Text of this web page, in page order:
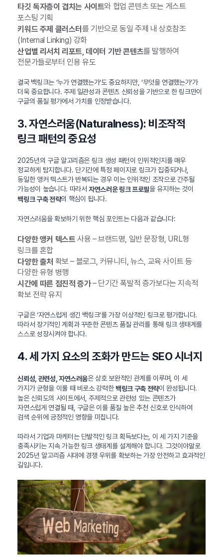
타깃 독자층이 겹치는 사이트와 협업 콘텐츠 또는 게스트
포스팅 기획
키워드 주제 클러스터 를 기반으로 동일 주제 내 상호참조
(Internal Linking) 강화
산업별 리서치 리포트, 데이터 기반 콘텐츠를 발행하여
전문가들로부터 인용 유도
결국 백링크는 ‘누가 연결했는가’도 중요하지만, ‘무엇을 연결했는가’가
더욱 중요합니다. 주제 일관성과 콘텐츠 신뢰성을 기반으로 한 링크만이
구글의 품질 평가에서 가치를 인정받습니다.
3. 자연스러움(Naturalness): 비조작적
링크 패턴의 중요성
2025년의 구글 알고리즘은 링크 생성 패턴이 인위적인지를 매우
정교하게 탐지합니다. 단기간에 특정 페이지로 링크가 집중되거나,
동일한 앵커 텍스트가 반복되는 경우 이는 인위적인 조작으로 간주될
가능성이 높습니다. 따라서자연스러운 링크 프로필을 유지하는 것이
백링크 구축 전략의 핵심이 됩니다.
자연스러움을 확보하기 위한 핵심 포인트는 다음과 같습니다:
다양한 앵커 텍스트 사용 – 브랜드명, 일반 문장형, URL형
링크를 혼합
다양한 출처 확보 – 블로그, 커뮤니티, 뉴스, 교육 사이트 등
다양한 유형 병행
시간에 따른 점진적 증가– 단기간 폭발적 증가보다는 지속적
확보 전략 유지
구글은 ‘자연스럽게 생긴 백링크’를 가장 이상적인 링크로 평가합니다.
따라서 장기적인 계획과 꾸준한 콘텐츠 품질 관리를 통해 링크 생태계를
스스로 성장시켜야 합니다.
4. 세 가지 요소의 조화가 만드는 SEO 시너지
신뢰성, 관련성, 자연스러움은 상호 보완적인 관계를 이루며, 이 세
가지가 균형을 이룰 때 비로소 강력한 백링크 구축 전략이 완성됩니다.
높은 신뢰도의 사이트에서, 주제적으로 관련성 있는 콘텐츠가
자연스럽게 연결될 때, 구글은 이를 품질 높은 추천 신호로 인식하여
검색 순위에 긍정적인 영향을 미칩니다.
따라서 기업과 마케터는 단발적인 링크 획득보다는, 이 세 가지 기준을
충족시키는 지속 가능한 링크 생태계를 설계해야 합니다. 그것이야말로
2025년 알고리즘 시대에 경쟁 우위를 확보하는 가장 안전하고 효과적인
길입니다.